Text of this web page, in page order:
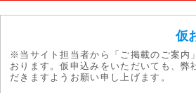
仮
※当サイト担当者から「ご掲載のご案内
おります。仮申込みをいただいても、
だきますようお願い申し上げます。